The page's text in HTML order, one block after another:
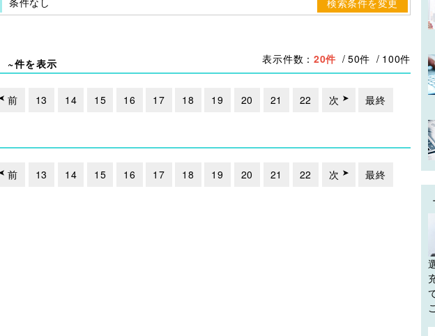
検索条件を変更
~件を表示 表示件数： 20件 50件 100件
前 13 14 15 16 17 18 19 20 21 22 次 最終
前 13 14 15 16 17 18 19 20 21 22 次 最終